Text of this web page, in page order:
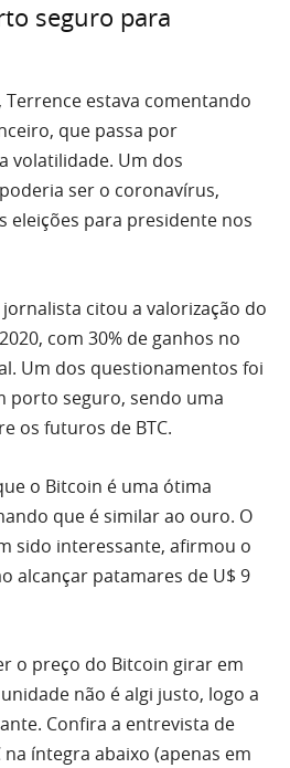
seguro para
, Terrence estava comentando
que passa por
volatilidade. Um dos
ser o coronavírus,
eleições para presidente nos
citou a valorização do
com 30% de ganhos no
Um dos questionamentos foi
porto seguro, sendo uma
os futuros de BTC.
o Bitcoin é uma ótima
que é similar ao ouro. O
sido interessante, afirmou o
alcançar patamares de U$ 9
o preço do Bitcoin girar em
não é algi justo, logo a
Confira a entrevista de
na íntegra abaixo (apenas em